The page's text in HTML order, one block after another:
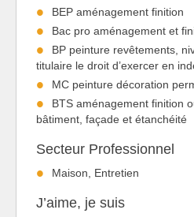
BEP aménagement finition
Bac pro aménagement et
BP peinture revêtements,
titulaire le droit d’exercer en
MC peinture décoration
BTS aménagement finition
bâtiment, façade et étanchéité
Secteur Professionnel
Maison, Entretien
J’aime, je suis